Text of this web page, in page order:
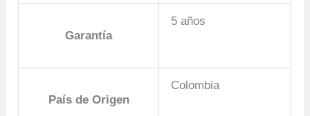
Garantía
5 años
País de Origen
Colombia